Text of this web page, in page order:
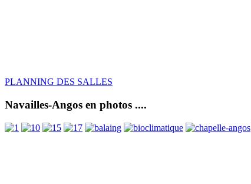
PLANNING DES SALLES
Navailles-Angos en photos ....